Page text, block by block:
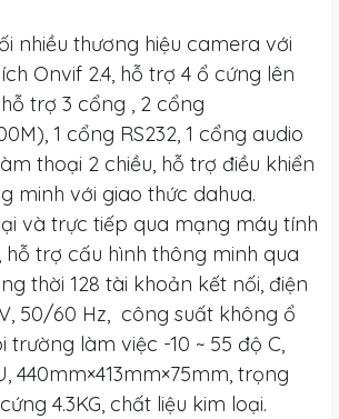
nhiều thương hiệu camera với
Onvif 2.4, hỗ trợ 4 ổ cứng lên
trợ 3 cổng , 2 cổng
1 cổng RS232, 1 cổng audio
thoại 2 chiều, hỗ trợ điều khiển
minh với giao thức dahua.
và trực tiếp qua mạng máy tính
hỗ trợ cấu hình thông minh qua
thời 128 tài khoản kết nối, điện
50/60 Hz, công suất không ổ
trường làm việc -10 ~ 55 độ C,
440mm×413mm×75mm, trọng
4.3KG, chất liệu kim loại.